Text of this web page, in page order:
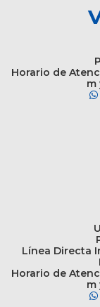
Horario de
m
Línea Directa
Horario de
m